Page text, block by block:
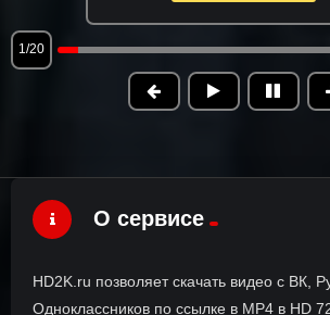
1/20
О сервисе
HD2K.ru позволяет скачать видео с ВК,
Одноклассников по ссылке в MP4 в HD